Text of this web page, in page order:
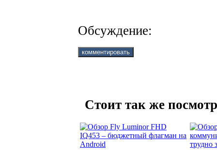
Обсуждение:
Стоит так же